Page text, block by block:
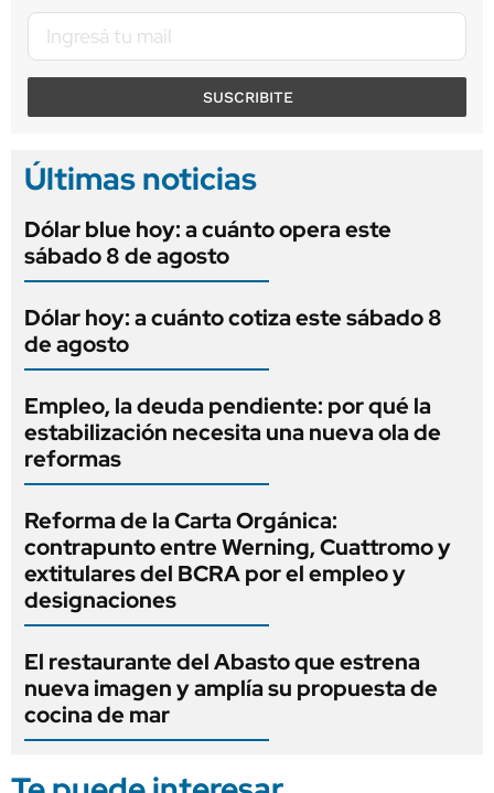
SUSCRIBITE
Últimas noticias
Dólar blue hoy: a cuánto opera este
sábado 8 de agosto
Dólar hoy: a cuánto cotiza este sábado 8
de agosto
Empleo, la deuda pendiente: por qué la
estabilización necesita una nueva ola de
reformas
Reforma de la Carta Orgánica:
contrapunto entre Werning, Cuattromo y
extitulares del BCRA por el empleo y
designaciones
El restaurante del Abasto que estrena
nueva imagen y amplía su propuesta de
cocina de mar